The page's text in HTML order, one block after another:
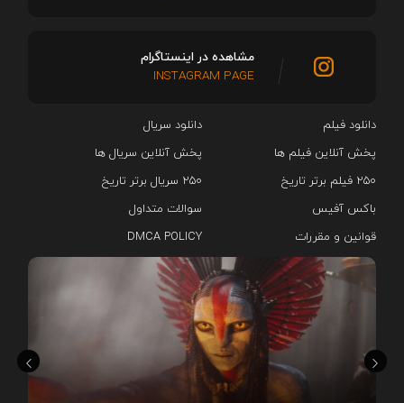
دانلود فیلم
دانلود سریال‌
پخش آنلاین فیلم ها
پخش آنلاین سریال ها
۲۵۰ فیلم برتر تاریخ
۲۵۰ سریال برتر تاریخ
باکس آفیس
سوالات متداول
قوانین و مقررات
DMCA POLICY
مشاهده در اینستاگرام
INSTAGRAM PAGE